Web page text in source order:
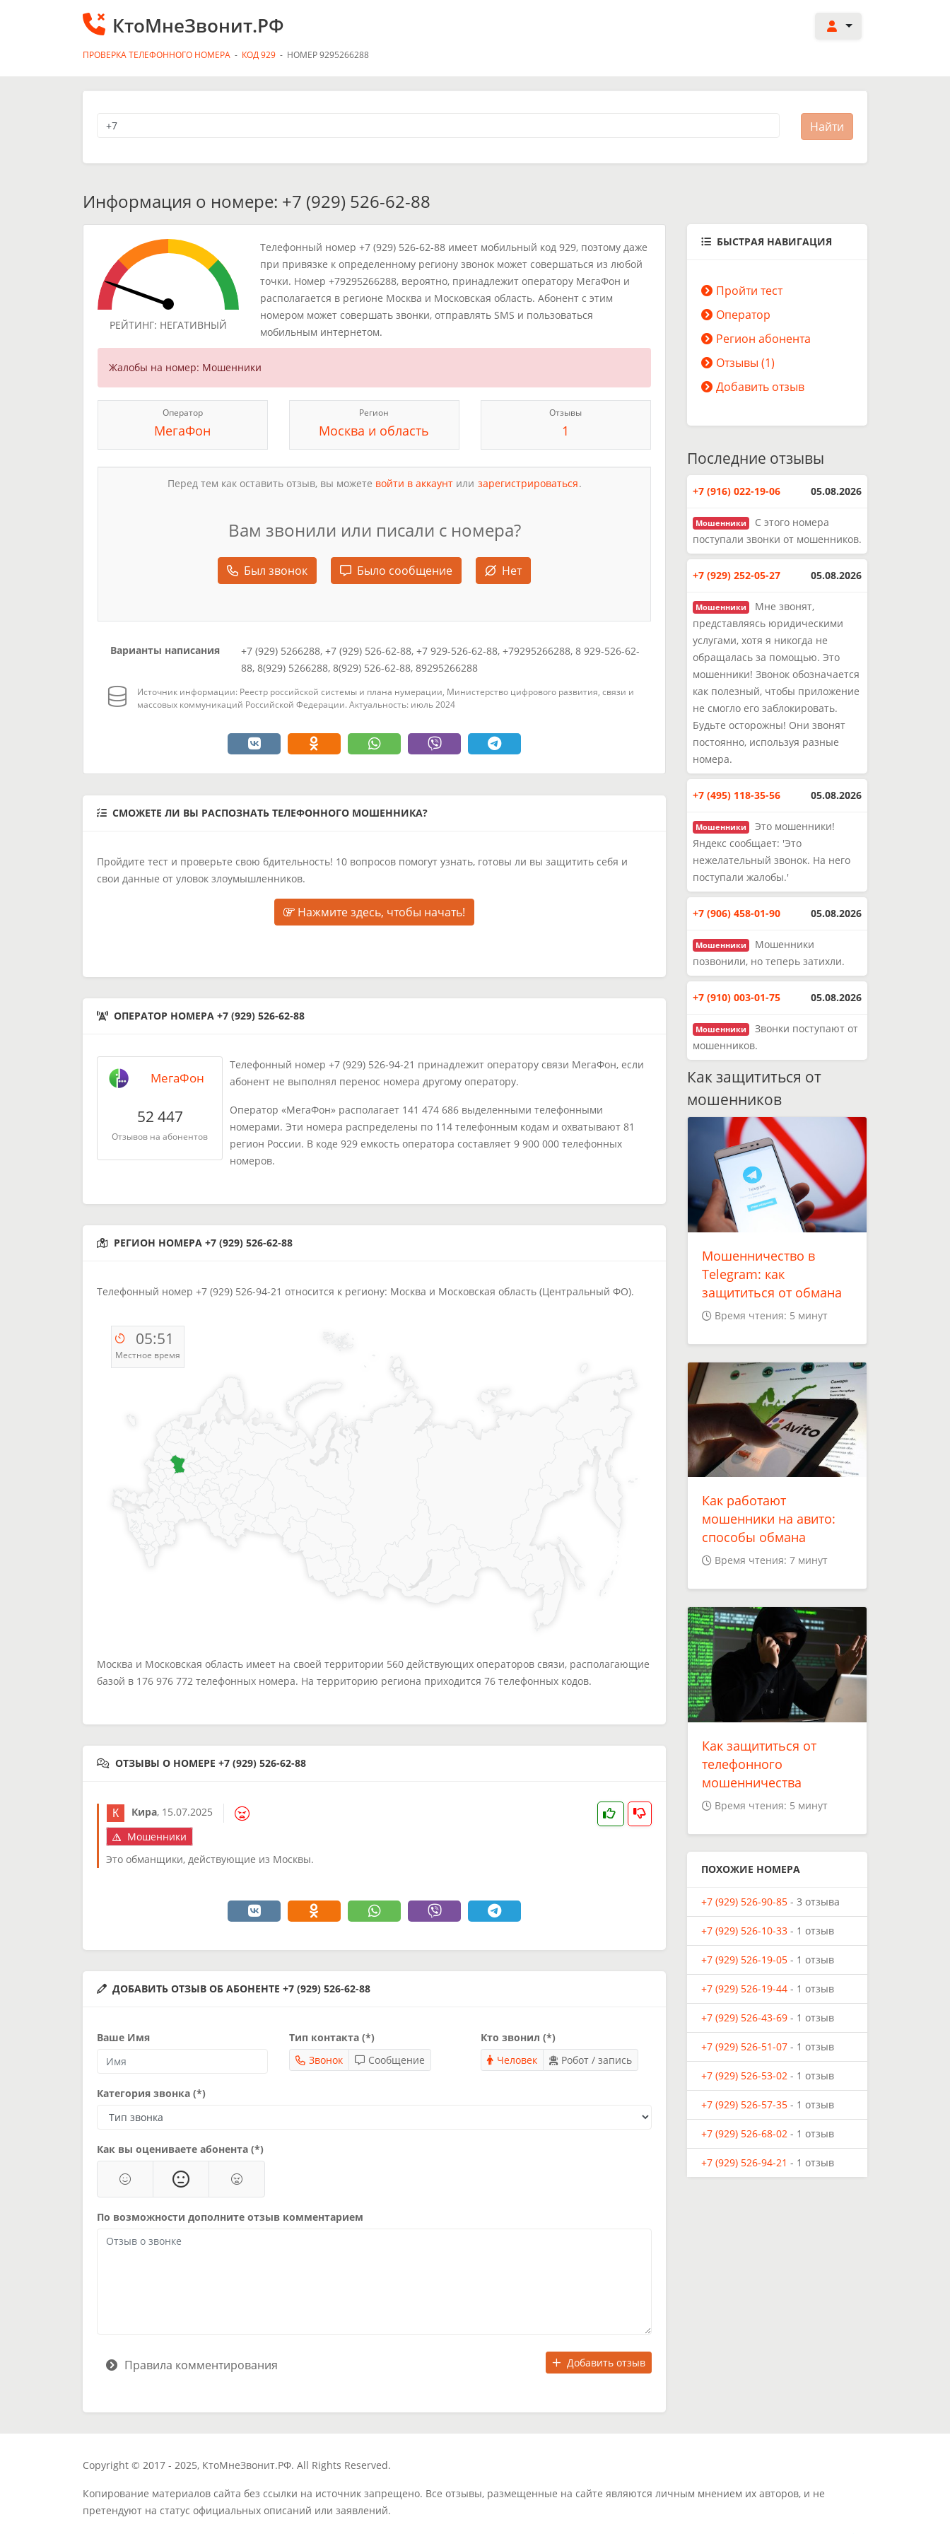
КтоМнеЗвонит.РФ
ПРОВЕРКА ТЕЛЕФОННОГО НОМЕРА - КОД 929 - НОМЕР 9295266288
Информация о номере: +7 (929) 526-62-88
РЕЙТИНГ: НЕГАТИВНЫЙ
Телефонный номер +7 (929) 526-62-88 имеет мобильный код 929, поэтому даже
при привязке к определенному региону звонок может совершаться из любой
точки. Номер +79295266288, вероятно, принадлежит оператору МегаФон и
располагается в регионе Москва и Московская область. Абонент с этим
номером может совершать звонки, отправлять SMS и пользоваться
мобильным интернетом.
Жалобы на номер: Мошенники
Оператор
МегаФон
Регион
Москва и область
Отзывы
1
Перед тем как оставить отзыв, вы можете войти в аккаунтили зарегистрироваться.
Вам звонили или писали с номера?
Был звонок Было сообщение Нет
Варианты написания
+7 (929) 5266288, +7 (929) 526-62-88, +7 929-526-62-88, +79295266288, 8 929-526-62-
88, 8(929) 5266288, 8(929) 526-62-88, 89295266288
Источник информации: Реестр российской системы и плана нумерации, Министерство цифрового развития, связи и
массовых коммуникаций Российской Федерации. Актуальность: июль 2024
СМОЖЕТЕ ЛИ ВЫ РАСПОЗНАТЬ ТЕЛЕФОННОГО МОШЕННИКА?
Пройдите тест и проверьте свою бдительность! 10 вопросов помогут узнать, готовы ли вы защитить себя и
свои данные от уловок злоумышленников.
Нажмите здесь, чтобы начать!
ОПЕРАТОР НОМЕРА +7 (929) 526-62-88
МегаФон
52 447
Отзывов на абонентов
Телефонный номер +7 (929) 526-94-21 принадлежит оператору связи МегаФон, если
абонент не выполнял перенос номера другому оператору.
Оператор «МегаФон» располагает 141 474 686 выделенными телефонными
номерами. Эти номера распределены по 114 телефонным кодам и охватывают 81
регион России. В коде 929 емкость оператора составляет 9 900 000 телефонных
номеров.
РЕГИОН НОМЕРА +7 (929) 526-62-88
Телефонный номер +7 (929) 526-94-21 относится к региону: Москва и Московская область (Центральный ФО).
05:51
Местное время
Москва и Московская область имеет на своей территории 560 действующих операторов связи, располагающие
базой в 176 976 772 телефонных номера. На территорию региона приходится 76 телефонных кодов.
ОТЗЫВЫ О НОМЕРЕ +7 (929) 526-62-88
Кира, 15.07.2025
Мошенники
Это обманщики, действующие из Москвы.
ДОБАВИТЬ ОТЗЫВ ОБ АБОНЕНТЕ +7 (929) 526-62-88
Ваше Имя
Тип контакта (*)
Звонок
Сообщение
Кто звонил (*)
Человек
Робот / запись
Категория звонка (*)
Как вы оцениваете абонента (*)
По возможности дополните отзыв комментарием
Добавить отзыв
Правила комментирования
БЫСТРАЯ НАВИГАЦИЯ
Пройти тест
Оператор
Регион абонента
Отзывы (1)
Добавить отзыв
Последние отзывы
+7 (916) 022-19-06 05.08.2026
Мошенники
С этого номера
поступали звонки от мошенников.
+7 (929) 252-05-27 05.08.2026
Мошенники
Мне звонят,
представляясь юридическими
услугами, хотя я никогда не
обращалась за помощью. Это
мошенники! Звонок обозначается
как полезный, чтобы приложение
не смогло его заблокировать.
Будьте осторожны! Они звонят
постоянно, используя разные
номера.
+7 (495) 118-35-56 05.08.2026
Мошенники
Это мошенники!
Яндекс сообщает: 'Это
нежелательный звонок. На него
поступали жалобы.'
+7 (906) 458-01-90 05.08.2026
Мошенники
Мошенники
позвонили, но теперь затихли.
+7 (910) 003-01-75 05.08.2026
Мошенники
Звонки поступают от
мошенников.
Как защититься от
мошенников
Мошенничество в
Telegram: как
защититься от обмана
Время чтения: 5 минут
Как работают
мошенники на авито:
способы обмана
Время чтения: 7 минут
Как защититься от
телефонного
мошенничества
Время чтения: 5 минут
ПОХОЖИЕ НОМЕРА
+7 (929) 526-90-85 - 3 отзыва
+7 (929) 526-10-33 - 1 отзыв
+7 (929) 526-19-05 - 1 отзыв
+7 (929) 526-19-44 - 1 отзыв
+7 (929) 526-43-69 - 1 отзыв
+7 (929) 526-51-07 - 1 отзыв
+7 (929) 526-53-02 - 1 отзыв
+7 (929) 526-57-35 - 1 отзыв
+7 (929) 526-68-02 - 1 отзыв
+7 (929) 526-94-21 - 1 отзыв
Copyright © 2017 - 2025, КтоМнеЗвонит.РФ. All Rights Reserved.
Копирование материалов сайта без ссылки на источник запрещено. Все отзывы, размещенные на сайте являются личным мнением их авторов, и не
претендуют на статус официальных описаний или заявлений.